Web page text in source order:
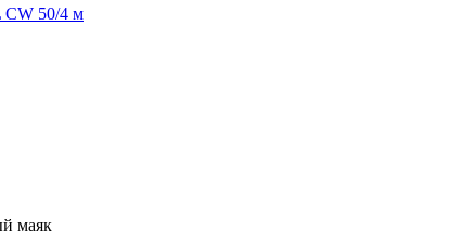
50/4 м
маяк